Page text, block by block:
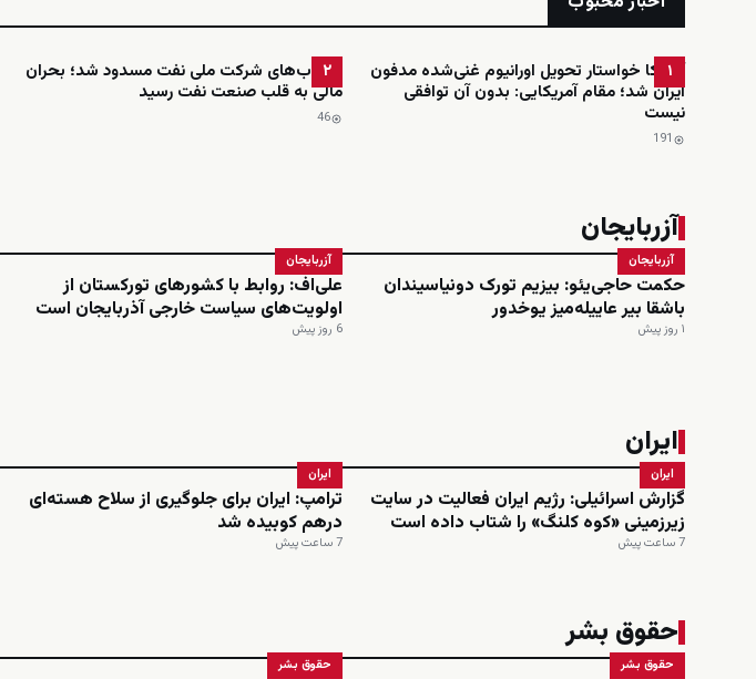
۱
آمریکا خواستار تحویل اورانیوم غنی‌شده مدفون
ایران شد؛ مقام آمریکایی: بدون آن توافقی
نیست
191
۲
حساب‌های شرکت ملی نفت مسدود شد؛ بحران
مالی به قلب صنعت نفت رسید
46
آزربایجان
آزربایجان
حکمت حاجی‌یئو: بیزیم تورک دونیاسیندان
باشقا بیر عاییله‌میز یوخدور
۱ روز پیش
آزربایجان
علی‌اف: روابط با کشورهای تورکستان از
اولویت‌های سیاست خارجی آذربایجان است
6 روز پیش
ایران
ایران
گزارش اسرائیلی: رژیم ایران فعالیت در سایت
زیرزمینی «کوه کلنگ» را شتاب داده است
7 ساعت پیش
ایران
ترامپ: ایران برای جلوگیری از سلاح هسته‌ای
درهم کوبیده شد
7 ساعت پیش
حقوق بشر
حقوق بشر حقوق بشر